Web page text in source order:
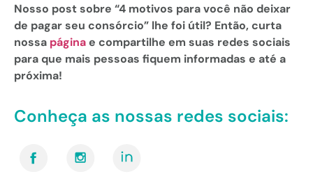
Nosso post sobre “4 motivos para você não deixar
de pagar seu consórcio” lhe foi útil? Então, curta
nossa páginae compartilhe em suas redes sociais
para que mais pessoas fiquem informadas e até a
próxima!
Conheça as nossas redes sociais: